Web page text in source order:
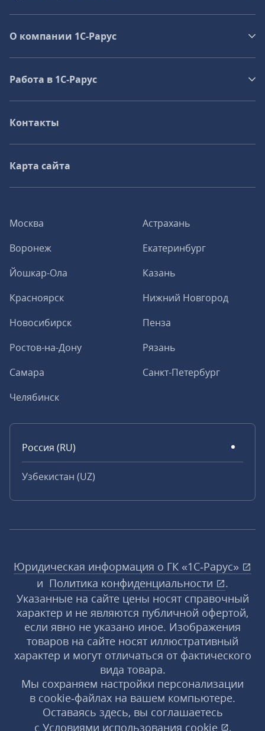
Москва
Астрахань
Воронеж
Екатеринбург
Йошкар-Ола
Казань
Красноярск
Нижний Новгород
Новосибирск
Пенза
Ростов-на-Дону
Рязань
Самара
Санкт-Петербург
Челябинск
Россия (RU)
Узбекистан (UZ)
О компании 1C-Рарус
Работа в 1С‑Рарус
Контакты
Карта сайта
Юридическая информация о ГК «1С‑Рарус»
и Политика конфиденциальности
.
Указанные на сайте цены носят справочный
характер и не являются публичной офертой,
если явно не указано иное. Изображения
товаров на сайте носят иллюстративный
характер и могут отличаться от фактического
вида товара.
Мы сохраняем настройки персонализации
в cookie‑файлах на вашем компьютере.
Оставаясь здесь, вы соглашаетесь
с Условиями использования cookie ,